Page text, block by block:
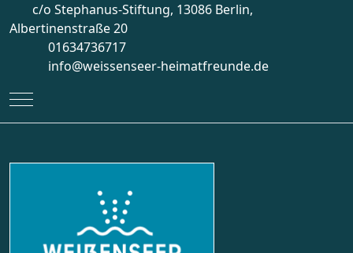
c/o Stephanus-Stiftung, 13086 Berlin,
Albertinenstraße 20
01634736717
info@weissenseer-heimatfreunde.de
Mobile Menu Toggle